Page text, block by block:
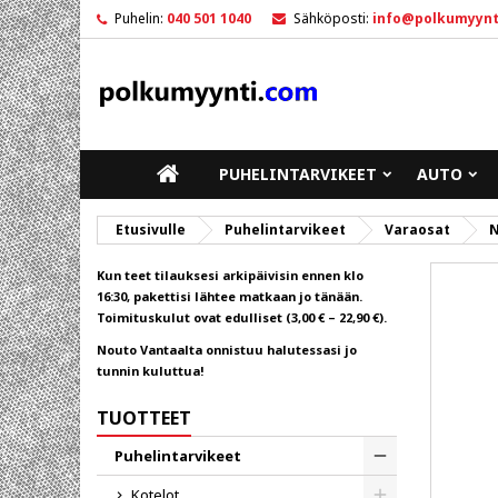
Puhelin: 040 501 1040 Sähköposti:
ETUSIVULLE
PUHELINTARVIKEET AUTO
Etusivulle Puhelintarvikeet Varaosat
Kun teet tilauksesi arkipäivisin ennen klo
16:30, pakettisi lähtee matkaan jo tänään.
Toimituskulut ovat edulliset (3,00 € – 22,90 €).
Nouto Vantaalta onnistuu halutessasi jo
tunnin kuluttua!
TUOTTEET
Puhelintarvikeet